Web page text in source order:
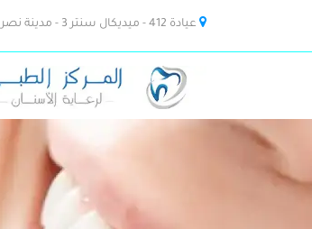
عيادة 412 - ميديكال سنتر 3 - مدينة نصر